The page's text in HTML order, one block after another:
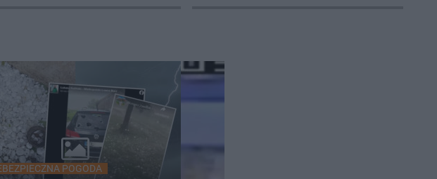
POGODA